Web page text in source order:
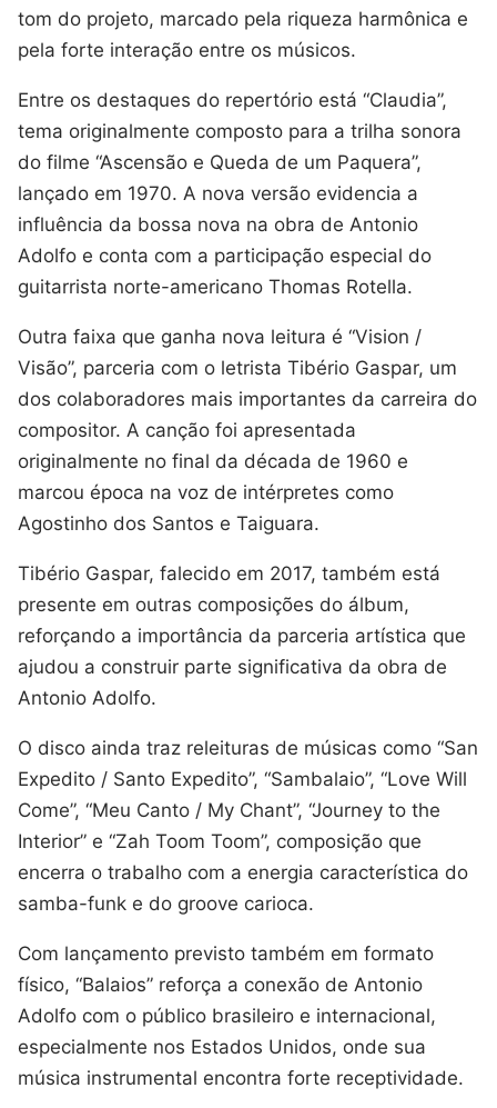
tom do projeto, marcado pela riqueza harmônica e
pela forte interação entre os músicos.
Entre os destaques do repertório está “Claudia”,
tema originalmente composto para a trilha sonora
do filme “Ascensão e Queda de um Paquera”,
lançado em 1970. A nova versão evidencia a
influência da bossa nova na obra de Antonio
Adolfo e conta com a participação especial do
guitarrista norte-americano Thomas Rotella.
Outra faixa que ganha nova leitura é “Vision /
Visão”, parceria com o letrista Tibério Gaspar, um
dos colaboradores mais importantes da carreira do
compositor. A canção foi apresentada
originalmente no final da década de 1960 e
marcou época na voz de intérpretes como
Agostinho dos Santos e Taiguara.
Tibério Gaspar, falecido em 2017, também está
presente em outras composições do álbum,
reforçando a importância da parceria artística que
ajudou a construir parte significativa da obra de
Antonio Adolfo.
O disco ainda traz releituras de músicas como “San
Expedito / Santo Expedito”, “Sambalaio”, “Love Will
Come”, “Meu Canto / My Chant”, “Journey to the
Interior” e “Zah Toom Toom”, composição que
encerra o trabalho com a energia característica do
samba-funk e do groove carioca.
Com lançamento previsto também em formato
físico, “Balaios” reforça a conexão de Antonio
Adolfo com o público brasileiro e internacional,
especialmente nos Estados Unidos, onde sua
música instrumental encontra forte receptividade.